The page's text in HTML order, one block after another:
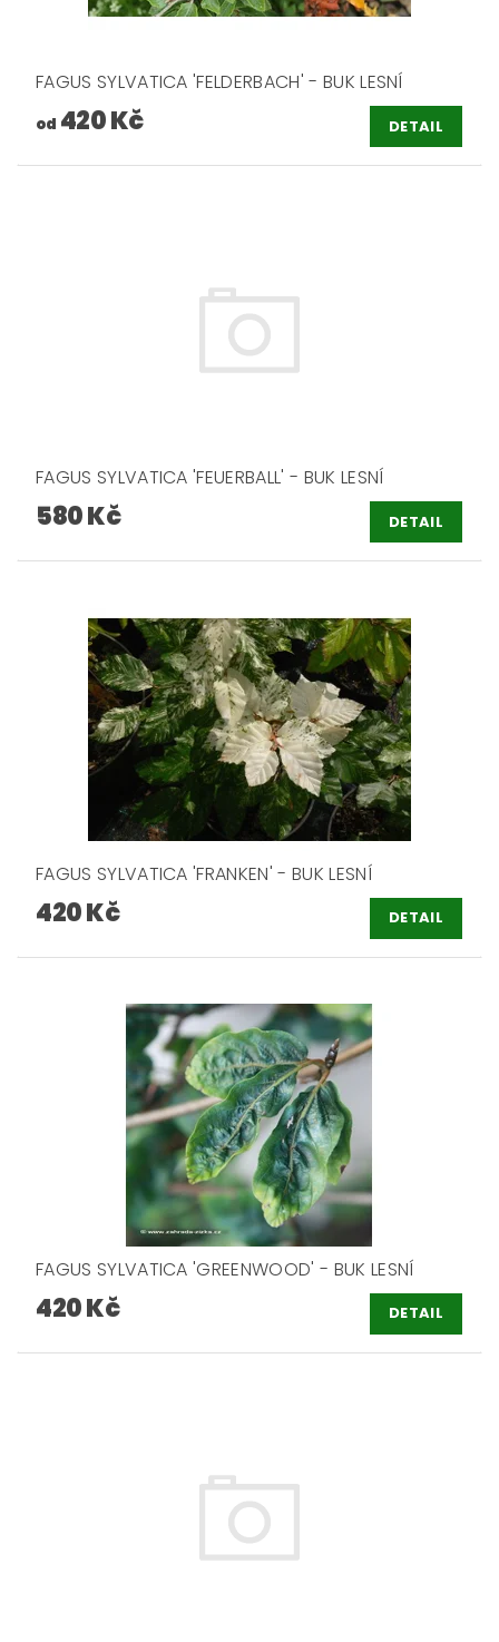
FAGUS SYLVATICA 'FELDERBACH' - BUK LESNÍ
od 420 Kč DETAIL
FAGUS SYLVATICA 'FEUERBALL' - BUK LESNÍ
580 Kč DETAIL
FAGUS SYLVATICA 'FRANKEN' - BUK LESNÍ
420 Kč DETAIL
FAGUS SYLVATICA 'GREENWOOD' - BUK LESNÍ
420 Kč DETAIL